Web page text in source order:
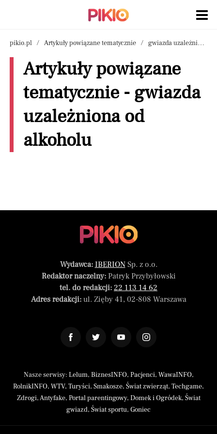
pikio.pl Artykuły powiązane tematycznie gwiazda uzależniona od alkoholu
Artykuły powiązane
tematycznie - gwiazda
uzależniona od
alkoholu
Wydawca: IBERIONSp. z o.o.
Redaktor naczelny:Patryk Przybyłowski
tel. do redakcji: 22 113 14 62
Adres redakcji:ul. Zięby 41, 02-808 Warszawa
Nasze serwisy: Lelum, BiznesINFO, Pacjenci, WawaINFO,
RolnikINFO, WTV, Turyści, Smakosze, Świat zwierząt, Techgame,
Zdrogi,Antyfake, Portal parentingowy, Domek i Ogródek, Świat
gwiazd, Świat sportu, Goniec